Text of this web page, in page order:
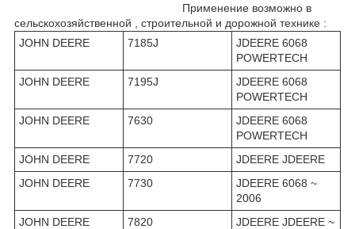
Применение возможно в
сельскохозяйственной , строительной и дорожной технике :
JOHN DEERE
7185J
JDEERE 6068
POWERTECH
JOHN DEERE
7195J
JDEERE 6068
POWERTECH
JOHN DEERE
7630
JDEERE 6068
POWERTECH
JOHN DEERE
7720
JDEERE JDEERE
JOHN DEERE
7730
JDEERE 6068 ~
2006
JOHN DEERE
7820
JDEERE JDEERE ~